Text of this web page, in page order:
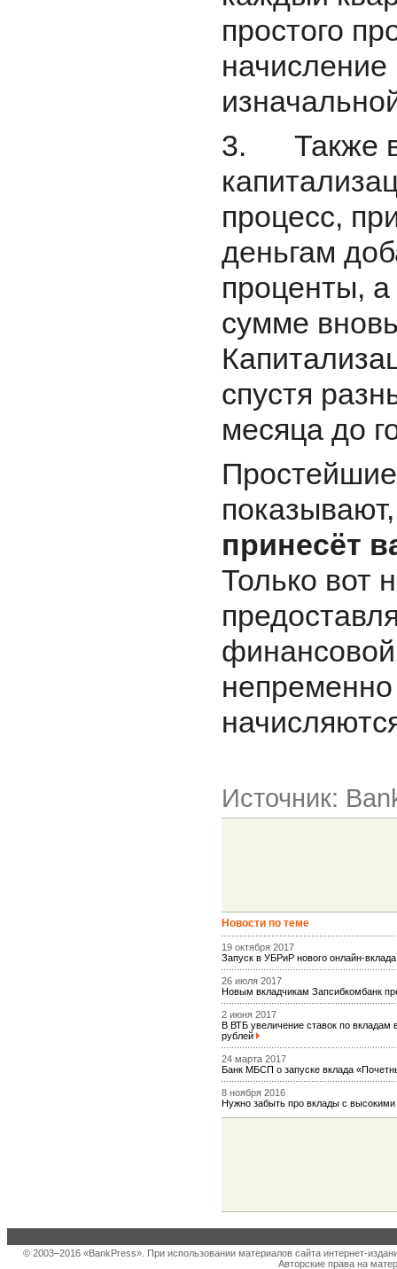
простого
начисление
3. Также
процесс,
деньгам
проценты,
сумме
спустя
месяца до
принесёт
Только вот
финансовой
непременно
Источник:
Новости по теме
19 октября 2017
Запуск в УБРиР нового онлайн-
26 июля 2017
Новым вкладчикам Запсибкомбанк
2 июня 2017
В ВТБ увеличение ставок по вкладам
рублей
24 марта 2017
Банк МБСП о запуске вклада
8 ноября 2016
Нужно забыть про вклады с
© 2003–2016 «BankPress». При использовании материалов сайта интернет-
Авторские права на